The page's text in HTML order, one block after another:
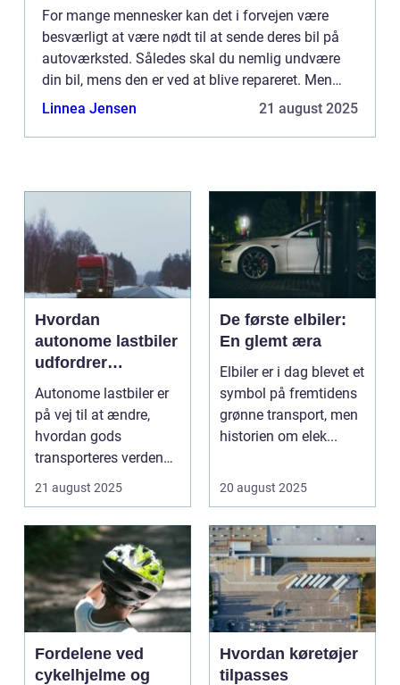
For mange mennesker kan det i forvejen være
besværligt at være nødt til at sende deres bil på
autoværksted. Således skal du nemlig undvære
din bil, mens den er ved at blive repareret. Men
hvis det er b...
Linnea Jensen 21 august 2025
Hvordan
autonome lastbiler
udfordrer
traditionel logistik
Autonome lastbiler er
på vej til at ændre,
hvordan gods
transporteres verden
21 august 2025
De første elbiler:
En glemt æra
Elbiler er i dag blevet et
symbol på fremtidens
grønne transport, men
historien om elek...
20 august 2025
Fordelene ved
cykelhjelme og
Hvordan køretøjer
tilpasses